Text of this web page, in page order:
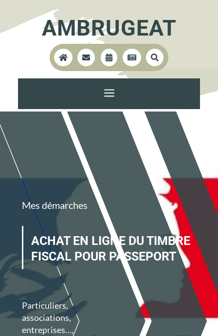
AMBRUGEAT
    
a
Mes démarches
ACHAT EN LIGNE DU TIMBRE
FISCAL POUR PASSEPORT
Particuliers,
associations,
entreprises…,